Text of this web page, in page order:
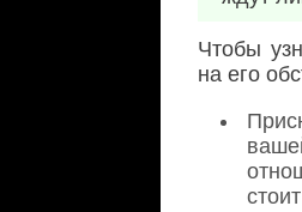
Чтобы
на его